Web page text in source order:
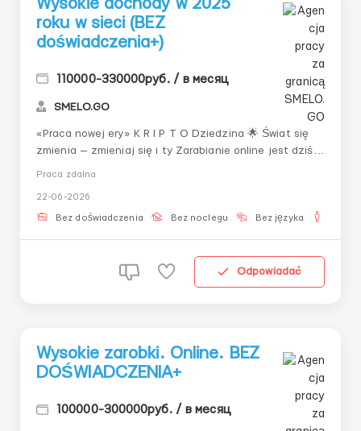
roku w sieci (BEZ
doświadczenia+)
110000-330000руб. / в месяц
SMELO.GO
«Praca nowej ery» K R I P T O Dziedzina 🌟 Świat się
zmienia — zmieniaj się i ty Zarabianie online jest dziś
zachowując wolność i elastyczność. 💡 Co jest
wymagane ...
Praca zdalna
22-06-2026
Bez doświadczenia Bez noclegu Bez języka
Odpowiadać
Wysokie zarobki. Online. BEZ
DOŚWIADCZENIA+
100000-300000руб. / в месяц